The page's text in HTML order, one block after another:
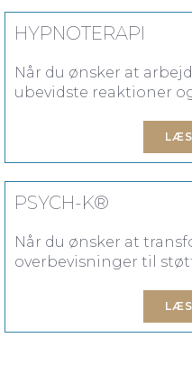
HYPNOTERAPI
Når du ønsker at
ubevidste reaktioner
LÆS
PSYCH-K®
Når du ønsker at
overbevisninger til
LÆS